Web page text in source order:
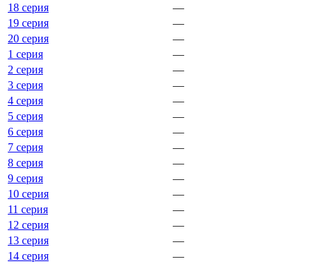
18 серия
—
19 серия
—
20 серия
—
1 серия
—
2 серия
—
3 серия
—
4 серия
—
5 серия
—
6 серия
—
7 серия
—
8 серия
—
9 серия
—
10 серия
—
11 серия
—
12 серия
—
13 серия
—
14 серия
—